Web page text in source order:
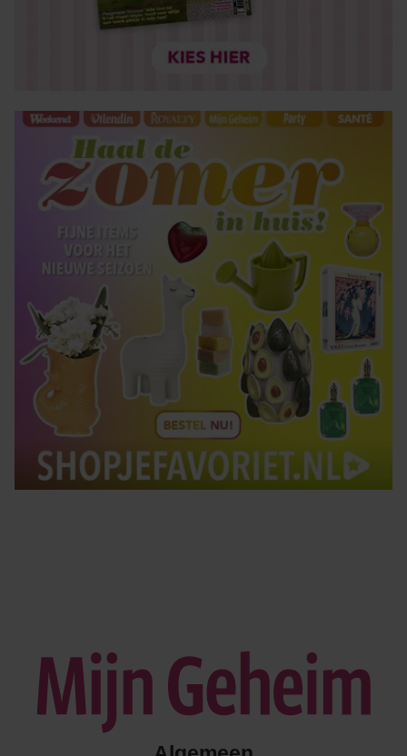
informatie over uw gebruik van onze site met onze
partners voor social media, adverteren en analyse. Deze
partners kunnen deze gegevens combineren met andere
gaat akkoord met onze cookies als u onze website blijft
gebruiken.